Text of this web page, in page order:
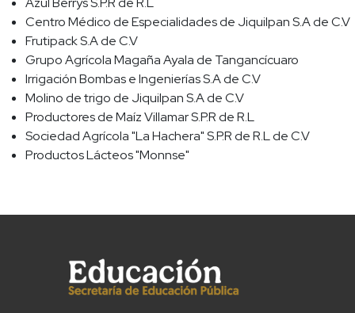
Centro Médico de Especialidades de Jiquilpan S.A de C.V
Frutipack S.A de C.V
Grupo Agrícola Magaña Ayala de Tangancícuaro
Irrigación Bombas e Ingenierías S.A de C.V
Molino de trigo de Jiquilpan S.A de C.V
Productores de Maíz Villamar S.P.R de R.L
Sociedad Agrícola "La Hachera" S.P.R de R.L de C.V
Productos Lácteos "Monnse"